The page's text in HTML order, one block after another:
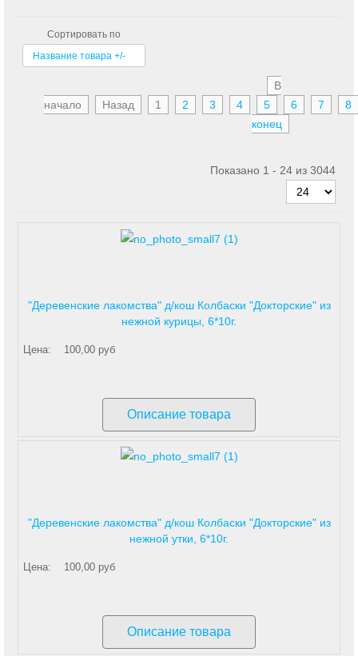
Сортировать по
Название товара +/-
В
начало
Назад 1 2 3 4 5 6 7
8
конец
Показано 1 - 24 из 3044
"Деревенские лакомства" д/кош Колбаски "Докторские" из
нежной курицы, 6*10г.
Цена: 100,00 руб
Описание товара
"Деревенские лакомства" д/кош Колбаски "Докторские" из
нежной утки, 6*10г.
Цена: 100,00 руб
Описание товара